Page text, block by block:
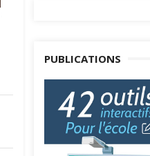
PUBLICATIONS